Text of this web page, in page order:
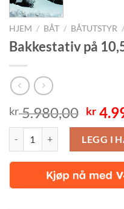
HJEM / BÅT / BÅTUTSTYR /
Bakkestativ på
kr5.980,00
pris
var:
kr
kr
LEGG I